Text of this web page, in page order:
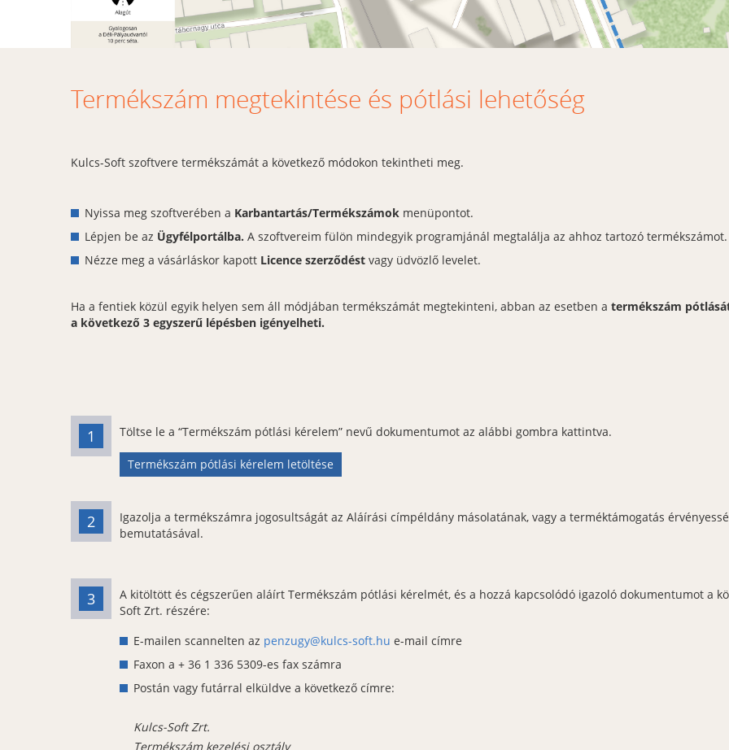
Termékszám megtekintése és pótlási lehetőség
Kulcs-Soft szoftvere termékszámát a következő módokon tekintheti meg.
Nyissa meg szoftverében a Karbantartás/Termékszámok menüpontot.
Lépjen be az Ügyfélportálba. A szoftvereim fülön mindegyik programjánál megtalálja az ahhoz tartozó termékszámot.
Nézze meg a vásárláskor kapott Licence szerződést vagy üdvözlő levelet.
Ha a fentiek közül egyik helyen sem áll módjában termékszámát megtekinteni, abban az esetben a termékszám
a következő 3 egyszerű lépésben igényelheti.
1 Töltse le a “Termékszám pótlási kérelem” nevű dokumentumot az alábbi gombra kattintva.
Termékszám pótlási kérelem letöltése
2
Igazolja a termékszámra jogosultságát az Aláírási címpéldány másolatának, vagy a terméktámogatás
bemutatásával.
3
A kitöltött és cégszerűen aláírt Termékszám pótlási kérelmét, és a hozzá kapcsolódó igazoló dokumentumot a
Soft Zrt. részére:
E-mailen scannelten az penzugy@kulcs-soft.hu e-mail címre
Faxon a + 36 1 336 5309-es fax számra
Postán vagy futárral elküldve a következő címre:
Kulcs-Soft Zrt.
Termékszám kezelési osztály